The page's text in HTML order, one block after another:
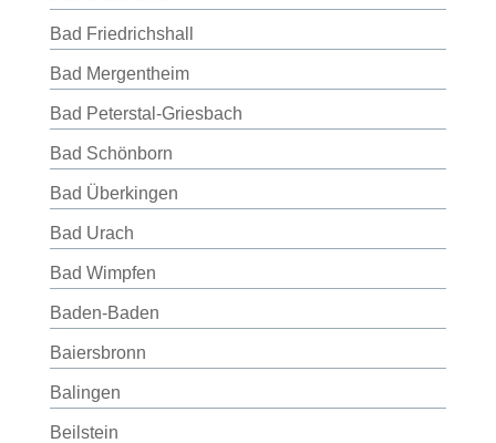
Bad Friedrichshall
Bad Mergentheim
Bad Peterstal-Griesbach
Bad Schönborn
Bad Überkingen
Bad Urach
Bad Wimpfen
Baden-Baden
Baiersbronn
Balingen
Beilstein